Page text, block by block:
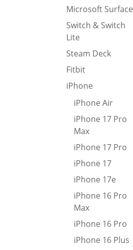
Microsoft Surface
Switch & Switch
Lite
Steam Deck
Fitbit
iPhone
iPhone Air
iPhone 17 Pro
Max
iPhone 17 Pro
iPhone 17
iPhone 17e
iPhone 16 Pro
Max
iPhone 16 Pro
iPhone 16 Plus